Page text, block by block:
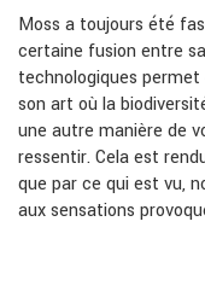
Moss a toujours été
certaine fusion entre
technologiques permet
son art où la
une autre manière de
ressentir. Cela est
que par ce qui est vu,
aux sensations